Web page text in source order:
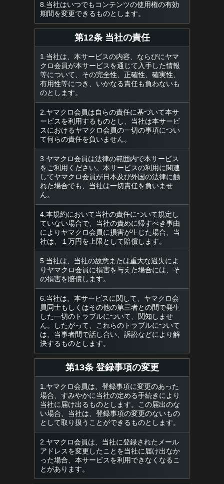
8.当社はいつでもコンテンツの使用権の有効
期間を変更できるものとします。
第12条 当社の責任
1.当社は、本サービスの内容、ならびにヤマ
クロ会員が本サービスを通じて入手した情報
等について、その完全性、正確性、確実性、
有用性等につき、いかなる責任も負わないも
のとします。
2.ヤマクロ会員は自らの責任に基づいて本サ
ービスを利用するものとし、当社は本サービ
スにおけるヤマクロ会員の一切の事項につい
て何らの責任を負いません。
3.ヤマクロ会員は法律の範囲内で本サービス
をご利用ください。本サービスの利用に関連
してヤマクロ会員が日本及び外国の法律に触
れた場合でも、当社は一切責任を負いませ
ん。
4.本規約において当社の責任について規定し
ていない場合で、当社の責めに帰すべき事由
によりヤマクロ会員に損害が生じた場合、当
社は、１万円を上限として賠償します。
5.当社は、当社の故意または重大な過失によ
りヤマクロ会員に損害を与えた場合には、そ
の損害を賠償します。
6.当社は、本サービスに関して、ヤマクロ会
員同士もしくはその他の第三者との間で発生
した一切のトラブルについて、関知しませ
ん。したがって、これらのトラブルについて
は、当事者間で話し合い、訴訟などにより解
決するものとします。
第13条 登録事項の変更
1.ヤマクロ会員は、登録事項に変更のあった
場合、すみやかに当社の定める手続きにより
当社に届け出るものとします。この届出のな
い場合、当社は、登録事項の変更のないもの
として取り扱うことができるものとします。
2.ヤマクロ会員は、当社に登録されたメール
アドレスを変更したことを当社に届け出なか
った場合、本サービスを利用できなくなるこ
とがあります。